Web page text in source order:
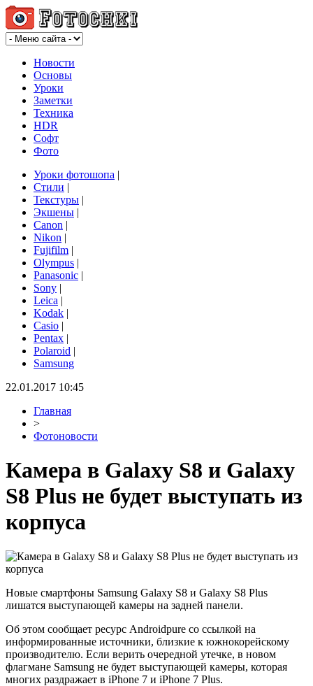
Новости
Основы
Уроки
Заметки
Техника
HDR
Софт
Фото
Уроки фотошопа |
Стили |
Текстуры |
Экшены |
Canon |
Nikon |
Fujifilm |
Olympus |
Panasonic |
Sony |
Leica |
Kodak |
Casio |
Pentax |
Polaroid |
Samsung
22.01.2017 10:45
Главная
>
Фотоновости
Камера в Galaxy S8 и Galaxy
S8 Plus не будет выступать из
корпуса
Новые смартфоны Samsung Galaxy S8 и Galaxy S8 Plus
лишатся выступающей камеры на задней панели.
Об этом сообщает ресурс Androidpure со ссылкой на
информированные источники, близкие к южнокорейскому
производителю. Если верить очередной утечке, в новом
флагмане Samsung не будет выступающей камеры, которая
многих раздражает в iPhone 7 и iPhone 7 Plus.